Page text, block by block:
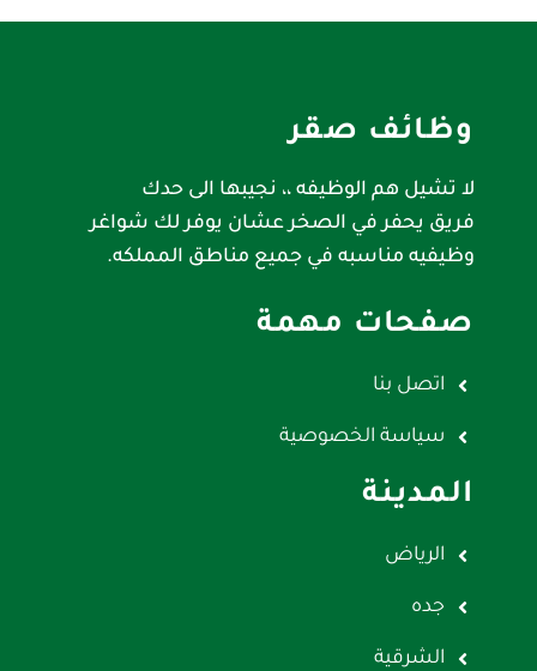
وظائف صقر
لا تشيل هم الوظيفه ،، نجيبها الى حدك
فريق يحفر في الصخر عشان يوفر لك شواغر
وظيفيه مناسبه في جميع مناطق المملكه.
صفحات مهمة
اتصل بنا
سياسة الخصوصية
المدينة
الرياض
جده
الشرقية